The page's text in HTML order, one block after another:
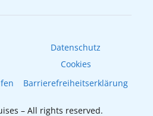
Datenschutz
Cookies
Barrierefreiheitserklärung
– All rights reserved.